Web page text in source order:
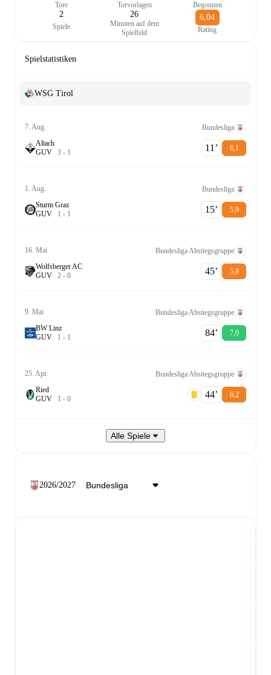
Tore Torvorlagen Begonnen
2
Spiele
26
Minuten auf dem
Spielfeld
6,04
Rating
Spielstatistiken
WSG Tirol
7. Aug.
Bundesliga
Altach
GUV 3 - 1 11‎’‎ 6,1
1. Aug.
Bundesliga
Sturm Graz
GUV 1 - 1 15‎’‎ 5,9
16. Mai
Bundesliga Abstiegsgruppe
Wolfsberger AC
GUV 2 - 0 45‎’‎ 5,8
9. Mai
Bundesliga Abstiegsgruppe
BW Linz
GUV 1 - 1 84‎’‎ 7,0
25. Apr.
Bundesliga Abstiegsgruppe
Ried
GUV 1 - 0 44‎’‎ 6,2
Alle Spiele
2026/2027